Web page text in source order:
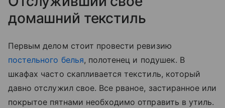
домашний текстиль
Первым делом стоит провести ревизию
постельного белья, полотенец и подушек. В
шкафах часто скапливается текстиль, который
давно отслужил свое. Все рваное, застиранное или
покрытое пятнами необходимо отправить в утиль.